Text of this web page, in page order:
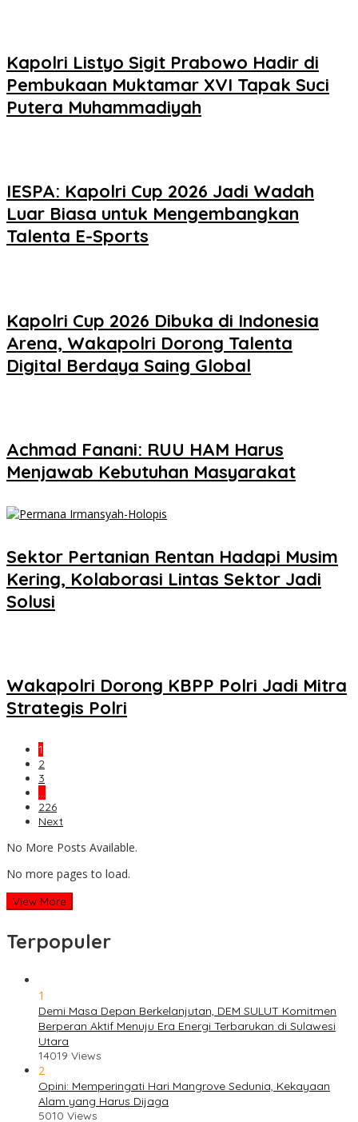
Kapolri Listyo Sigit Prabowo Hadir di
Pembukaan Muktamar XVI Tapak Suci
Putera Muhammadiyah
IESPA: Kapolri Cup 2026 Jadi Wadah
Luar Biasa untuk Mengembangkan
Talenta E-Sports
Kapolri Cup 2026 Dibuka di Indonesia
Arena, Wakapolri Dorong Talenta
Digital Berdaya Saing Global
Achmad Fanani: RUU HAM Harus
Menjawab Kebutuhan Masyarakat
Sektor Pertanian Rentan Hadapi Musim
Kering, Kolaborasi Lintas Sektor Jadi
Solusi
Wakapolri Dorong KBPP Polri Jadi Mitra
Strategis Polri
1
2
3
…
226
Next
No More Posts Available.
No more pages to load.
View More
Terpopuler
1
Demi Masa Depan Berkelanjutan, DEM SULUT Komitmen
Berperan Aktif Menuju Era Energi Terbarukan di Sulawesi
Utara
14019 Views
2
Opini: Memperingati Hari Mangrove Sedunia, Kekayaan
Alam yang Harus Dijaga
5010 Views